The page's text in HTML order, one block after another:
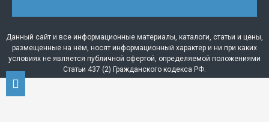
Данный сайт и все информационные материалы, каталоги, статьи и цены,
размещенные на нём, носят информационный характер и ни при каких
условиях не является публичной офертой, определяемой положениями
Статьи 437 (2) Гражданского кодекса РФ.